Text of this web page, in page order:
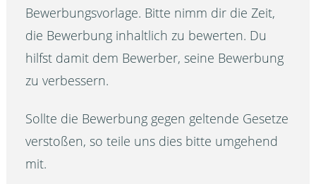
Bewerbungsvorlage. Bitte nimm dir die Zeit,
die Bewerbung inhaltlich zu bewerten. Du
hilfst damit dem Bewerber, seine Bewerbung
zu verbessern.
Sollte die Bewerbung gegen geltende Gesetze
verstoßen, so teile uns dies bitte umgehend
mit.